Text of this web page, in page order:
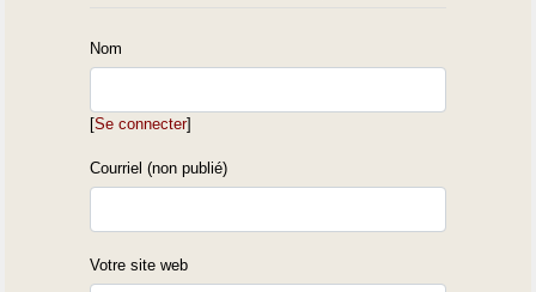
Nom
[Se connecter]
Courriel (non publié)
Votre site web